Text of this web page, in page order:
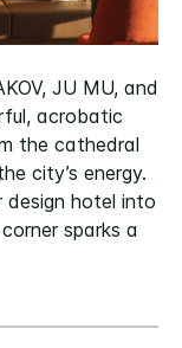
JU MU, and
acrobatic
the cathedral
city’s energy.
design hotel into
sparks a